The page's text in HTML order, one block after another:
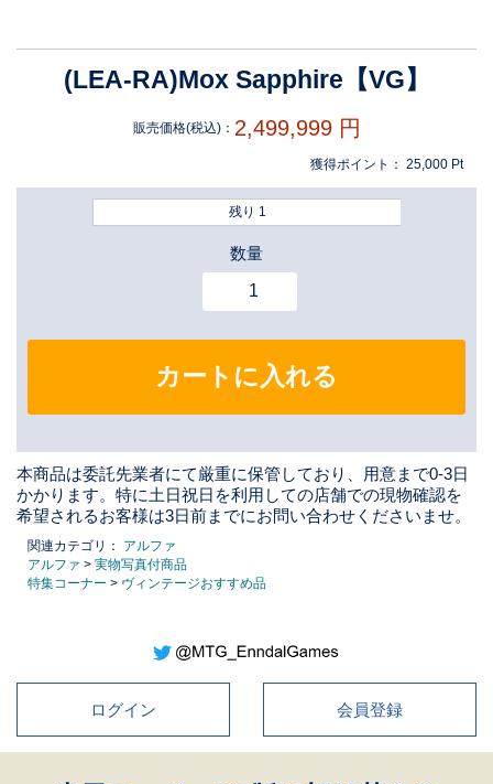
(LEA-RA)Mox Sapphire【VG】
販売価格(税込)： 2,499,999 円
獲得ポイント： 25,000 Pt
残り 1
数量
カートに入れる
本商品は委託先業者にて厳重に保管しており、用意まで0-3日
かかります。特に土日祝日を利用しての店舗での現物確認を
希望されるお客様は3日前までにお問い合わせくださいませ。
関連カテゴリ：
アルファ
アルファ > 実物写真付商品
特集コーナー > ヴィンテージおすすめ品
ログイン 会員登録